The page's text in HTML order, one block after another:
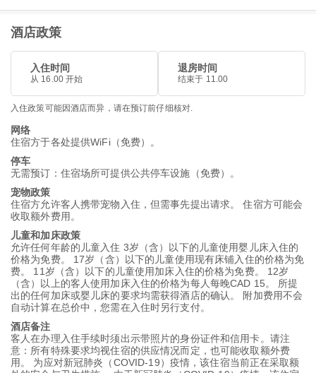
酒店政策
入住时间
从 16.00 开始
退房时间
结束于 11.00
入住政策可能因酒店而异，请在预订前仔细核对.
网络
住宿方于各处提供WiFi（免费）。
停车
无需预订：住宿场所可提供公共停车设施（免费）。
宠物政策
住宿方允许客人携带宠物入住，但需事先提出请求。 住宿方可能会
收取额外费用。
儿童和加床政策
允许任何年龄的儿童入住 3岁（含）以下的儿童使用婴儿床入住的
价格为免费。 17岁（含）以下的儿童使用现有床铺入住的价格为免
费。 11岁（含）以下的儿童使用加床入住的价格为免费。 12岁
（含）以上的客人使用加床入住的价格为每人每晚CAD 15。 所提
出的任何加床或婴儿床的要求均需获得酒店的确认。 附加费用不会
自动计算在总价中，您需在入住时另行支付。
酒店备注
客人在办理入住手续时须出示带照片的身份证件和信用卡。请注
意：所有特殊要求均视住宿的供应情况而定，也可能收取额外费
用。 为应对新冠肺炎（COVID-19）疫情，该住宿当前正在采取额